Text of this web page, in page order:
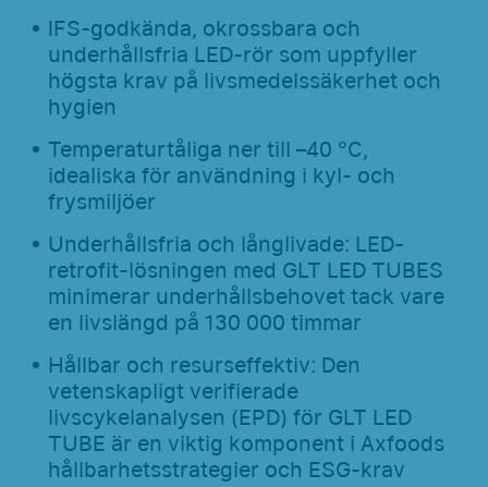
IFS-godkända, okrossbara och
underhållsfria LED-rör som uppfyller
högsta krav på livsmedelssäkerhet och
hygien
Temperaturtåliga ner till –40 °C,
idealiska för användning i kyl- och
frysmiljöer
Underhållsfria och långlivade: LED-
retrofit-lösningen med GLT LED TUBES
minimerar underhållsbehovet tack vare
en livslängd på 130 000 timmar
Hållbar och resurseffektiv: Den
vetenskapligt verifierade
livscykelanalysen (EPD) för GLT LED
TUBE är en viktig komponent i Axfoods
hållbarhetsstrategier och ESG-krav